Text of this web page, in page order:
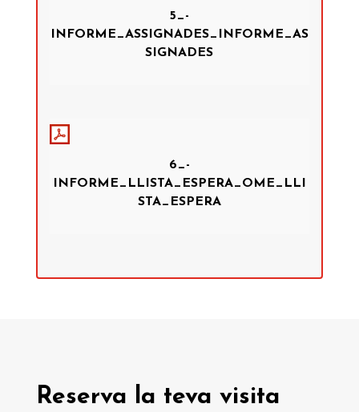
5_-
INFORME_ASSIGNADES_INFORME_AS
SIGNADES
6_-
INFORME_LLISTA_ESPERA_OME_LLI
STA_ESPERA
Reserva la teva visita